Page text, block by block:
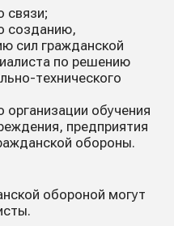
связи;
созданию,
сил гражданской
по решению
технического
организации обучения
предприятия
обороны.
обороной могут